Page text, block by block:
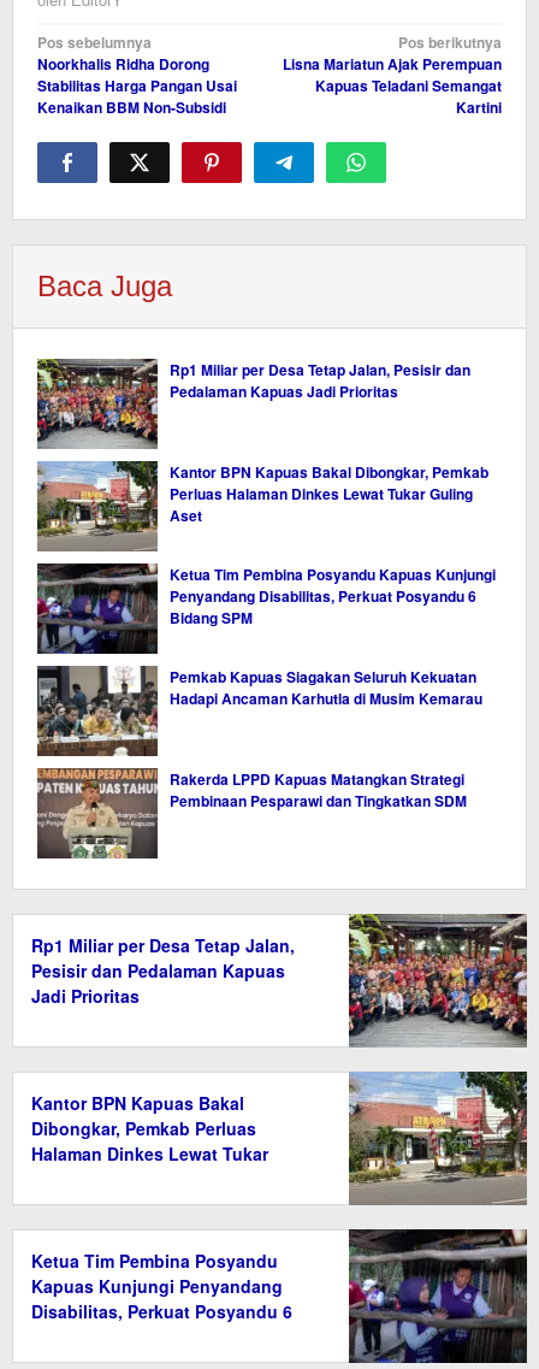
Navigasi
pos
Pos sebelumnya
Noorkhalis Ridha Dorong
Stabilitas Harga Pangan Usai
Kenaikan BBM Non-Subsidi
Pos berikutnya
Lisna Mariatun Ajak Perempuan
Kapuas Teladani Semangat
Kartini
Baca Juga
Rp1 Miliar per Desa Tetap Jalan, Pesisir dan
Pedalaman Kapuas Jadi Prioritas
Kantor BPN Kapuas Bakal Dibongkar, Pemkab
Perluas Halaman Dinkes Lewat Tukar Guling
Aset
Ketua Tim Pembina Posyandu Kapuas Kunjungi
Penyandang Disabilitas, Perkuat Posyandu 6
Bidang SPM
Pemkab Kapuas Siagakan Seluruh Kekuatan
Hadapi Ancaman Karhutla di Musim Kemarau
Rakerda LPPD Kapuas Matangkan Strategi
Pembinaan Pesparawi dan Tingkatkan SDM
Rp1 Miliar per Desa Tetap Jalan,
Pesisir dan Pedalaman Kapuas
Jadi Prioritas
Kantor BPN Kapuas Bakal
Dibongkar, Pemkab Perluas
Halaman Dinkes Lewat Tukar
Ketua Tim Pembina Posyandu
Kapuas Kunjungi Penyandang
Disabilitas, Perkuat Posyandu 6